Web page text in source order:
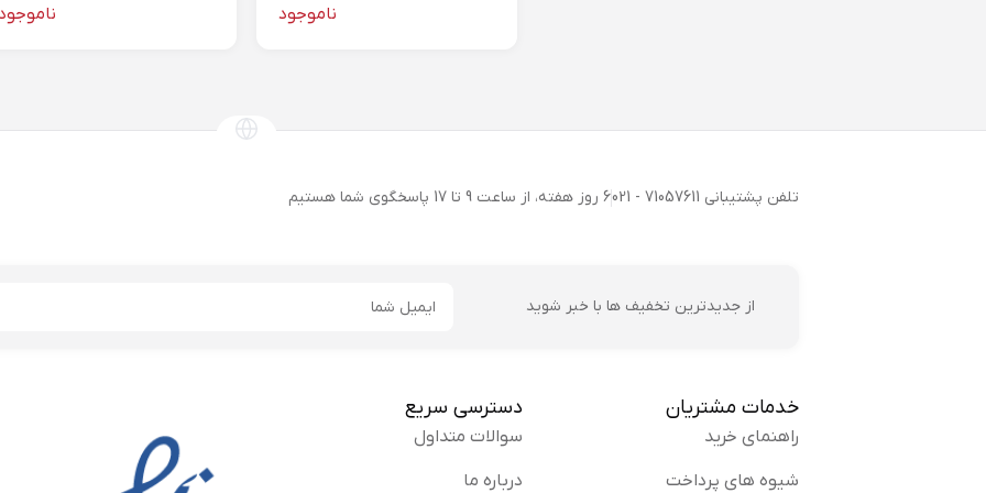
ناموجود
تلفن پشتیبانی 71057611 - 021 6 روز هفته، از ساعت 9 تا 17 پاسخگوی شما هستیم
از جدیدترین تخفیف ها با خبر شوید
ایمیل
خدمات مشتریان
راهنمای خرید
شیوه های پرداخت
دسترسی سریع
سوالات متداول
درباره ما